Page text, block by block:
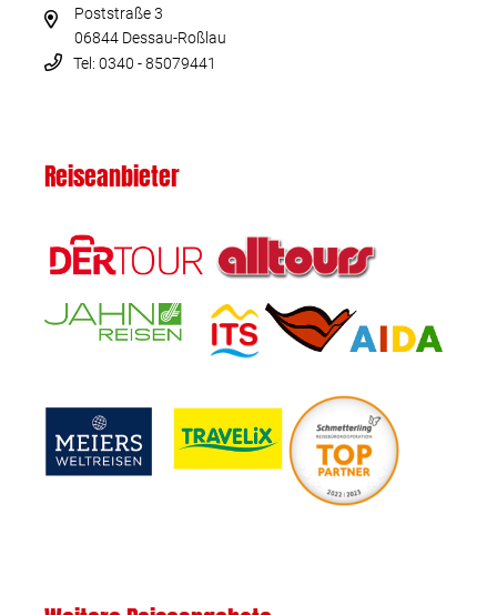
Poststraße 3
06844 Dessau-Roßlau
Tel: 0340 - 85079441
Reiseanbieter